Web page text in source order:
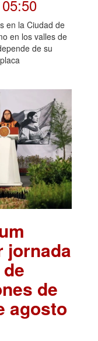
en la Ciudad de
en los valles de
de su
jornada
de
agosto